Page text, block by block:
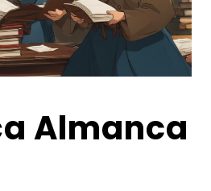
Almanca